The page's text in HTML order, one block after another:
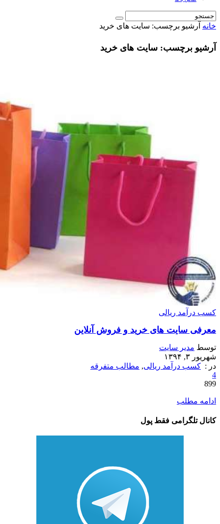
خانه آرشیو برچسب: سایت های خرید
آرشیو برچسب: سایت های خرید
کسب درآمد ریالی
معرفی سایت های خرید و فروش آنلاین
توسط مدیر سایت
شهریور ۳, ۱۳۹۴
در : کسب درآمد ریالی, مطالب متفرقه
4
899
ادامه مطلب
کانال تلگرامی فقط پول